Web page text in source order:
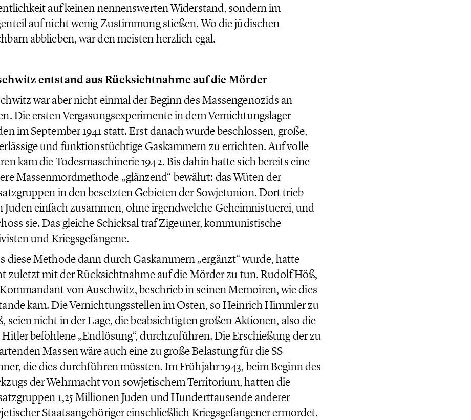
auf keinen nennenswerten Widerstand, sondern im
auf nicht wenig Zustimmung stießen. Wo die jüdischen
abblieben, war den meisten herzlich egal.
entstand aus Rücksichtnahme auf die Mörder
war aber nicht einmal der Beginn des Massengenozids an
Die ersten Vergasungsexperimente in dem Vernichtungslager
im September 1941 statt. Erst danach wurde beschlossen, große,
und funktionstüchtige Gaskammern zu errichten. Auf volle
kam die Todesmaschinerie 1942. Bis dahin hatte sich bereits eine
Massenmordmethode „glänzend“ bewährt: das Wüten der
in den besetzten Gebieten der Sowjetunion. Dort trieb
Juden einfach zusammen, ohne irgendwelche Geheimnistuerei, und
sie. Das gleiche Schicksal traf Zigeuner, kommunistische
und Kriegsgefangene.
diese Methode dann durch Gaskammern „ergänzt“ wurde, hatte
zuletzt mit der Rücksichtnahme auf die Mörder zu tun. Rudolf Höß,
von Auschwitz, beschrieb in seinen Memoiren, wie dies
kam. Die Vernichtungsstellen im Osten, so Heinrich Himmler zu
seien nicht in der Lage, die beabsichtigten großen Aktionen, also die
befohlene „Endlösung“, durchzuführen. Die Erschießung der zu
Massen wäre auch eine zu große Belastung für die SS-
die dies durchführen müssten. Im Frühjahr 1943, beim Beginn des
der Wehrmacht von sowjetischem Territorium, hatten die
1,25 Millionen Juden und Hunderttausende anderer
Staatsangehöriger einschließlich Kriegsgefangener ermordet.